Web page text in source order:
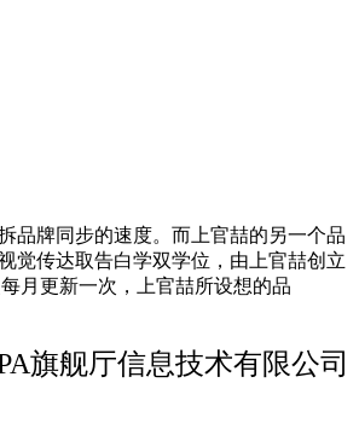
品牌同步的速度。而上官喆的另一个品
觉传达取告白学双学位，由上官喆创立
月更新一次，上官喆所设想的品
旗舰厅信息技术有限公司